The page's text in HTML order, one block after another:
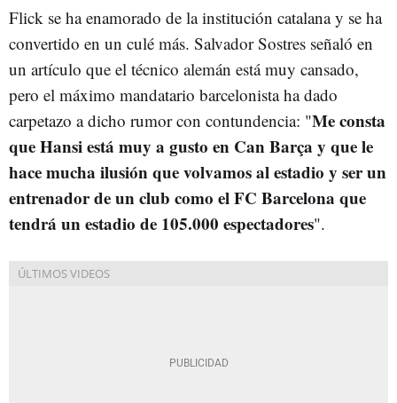
Flick se ha enamorado de la institución catalana y se ha
convertido en un culé más. Salvador Sostres señaló en
un artículo que el técnico alemán está muy cansado,
pero el máximo mandatario barcelonista ha dado
carpetazo a dicho rumor con contundencia: "Me consta
que Hansi está muy a gusto en Can Barça y que le
hace mucha ilusión que volvamos al estadio y ser un
entrenador de un club como el FC Barcelona que
tendrá un estadio de 105.000 espectadores".